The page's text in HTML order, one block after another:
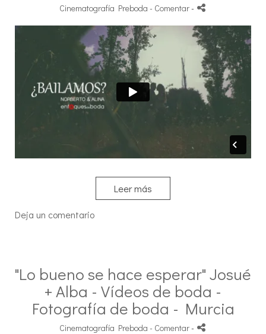
Cinematografía Preboda - Comentar-
Leer más
Deja un comentario
"Lo bueno se hace esperar" Josué
+ Alba - Vídeos de boda -
Fotografía de boda - Murcia
Cinematografía Preboda - Comentar-